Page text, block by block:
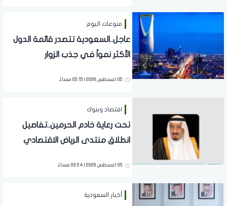
منوعات اليوم
عاجل..السعودية تتصدر قائمة الدول
الأكثر نمواً في جذب الزوار
05 اغسطس 2026 | 05:15 مساءً
اقتصاد وبنوك
تحت رعاية خادم الحرمين..تفاصيل
انطلاق منتدى الرياض الاقتصادي
05 اغسطس 2026 | 03:54 مساءً
أخبار السعودية